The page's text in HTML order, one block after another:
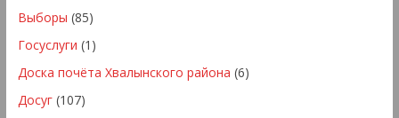
Выборы (85)
Госуслуги (1)
Доска почёта Хвалынского района (6)
Досуг(107)